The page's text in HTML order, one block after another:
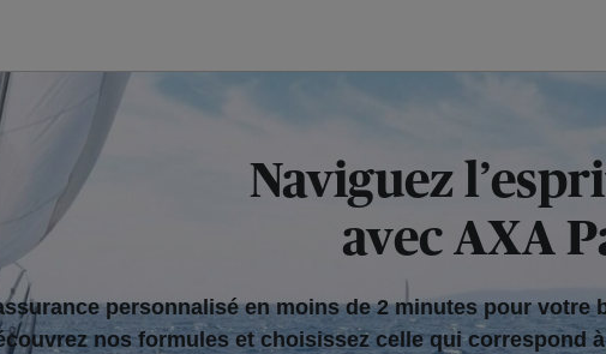
Naviguez
avec AXA
personnalisé en moins de 2 minutes pour votre
nos formules et choisissez celle qui correspond